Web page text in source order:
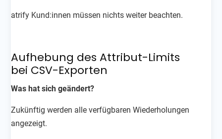
atrify Kund:innen müssen nichts weiter beachten.
Aufhebung des Attribut-Limits
bei CSV-Exporten
Was hat sich geändert?
Zukünftig werden alle verfügbaren Wiederholungen
angezeigt.